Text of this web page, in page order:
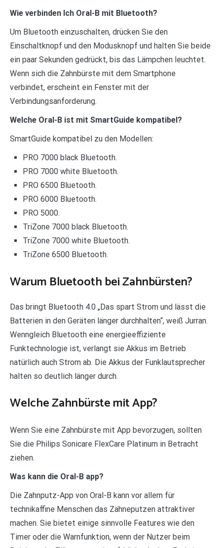
Wie verbinden Ich Oral-B mit Bluetooth?
Um Bluetooth einzuschalten, drücken Sie den
Einschaltknopf und den Modusknopf und halten Sie beide
ein paar Sekunden gedrückt, bis das Lämpchen leuchtet.
Wenn sich die Zahnbürste mit dem Smartphone
verbindet, erscheint ein Fenster mit der
Verbindungsanforderung.
Welche Oral-B ist mit SmartGuide kompatibel?
SmartGuide kompatibel zu den Modellen:
PRO 7000 black Bluetooth.
PRO 7000 white Bluetooth.
PRO 6500 Bluetooth.
PRO 6000 Bluetooth.
PRO 5000.
TriZone 7000 black Bluetooth.
TriZone 7000 white Bluetooth.
TriZone 6500 Bluetooth.
Warum Bluetooth bei Zahnbürsten?
Das bringt Bluetooth 4.0 „Das spart Strom und lässt die
Batterien in den Geräten länger durchhalten“, weiß Jurran.
Wenngleich Bluetooth eine energieeffiziente
Funktechnologie ist, verlangt sie Akkus im Betrieb
natürlich auch Strom ab. Die Akkus der Funklautsprecher
halten so deutlich länger durch.
Welche Zahnbürste mit App?
Wenn Sie eine Zahnbürste mit App bevorzugen, sollten
Sie die Philips Sonicare FlexCare Platinum in Betracht
ziehen.
Was kann die Oral-B app?
Die Zahnputz-App von Oral-B kann vor allem für
technikaffine Menschen das Zähneputzen attraktiver
machen. Sie bietet einige sinnvolle Features wie den
Timer oder die Warnfunktion, wenn der Nutzer beim